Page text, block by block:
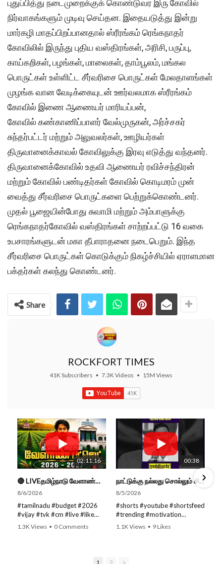
புதுப்பித்து நடைமுறைக்குக் கொண்டுவர இரு கோவில்
நிர்வாகங்களும் முடிவு செய்தன. இதையடுத்து இன்று
மார்கழி மாதப்பிறப்பானதால் ஸ்ரீரங்கம் ரெங்கநாதர்
கோவிலில் இருந்து புதிய வஸ்திரங்கள், அரிசி, பருப்பு,
காய்கறிகள், பழங்கள், மாலைகள், தாம்பூலம், மங்கல
பொருட்கள் உள்ளிட்ட சீர்வரிசை பொருட்கள் மேலதாளங்கள்
முழங்க வான வேடிக்கையுடன் ஊர்வலமாக ஸ்ரீரங்கம்
கோவில் இணை ஆணையர் மாரியப்பன்,
கோவில் கண்காணிப்பாளர் வேல்முருகன், அர்ச்சகர்
சுந்தர்பட்டர் மற்றும் அலுவலர்கள், ஊழியர்கள்
திருவானைக்காவல் கோவிலுக்கு இரவு எடுத்து வந்தனர்.
திருவானைக்கோவில் உதவி ஆணையர் ரவிச்சந்திரன்
மற்றும் கோவில் பண்டிதர்கள் கோவில் கொடிமரம் முன்
வைத்து சீர்வரிசை பொருட்களை பெற்றுக்கொண்டனர்.
முதல் பூஜையின்போது சுவாமி மற்றும் அம்பாளுக்கு
ரெங்கநாதர்கோவில் வஸ்திரங்கள் சாற்றப்பட்டு 16 வகை
உபசாரங்களுடன் மகா தீபாராதனை நடைபெறும். இந்த
சீர்வரிசை பொருட்கள் கொடுக்கும் நிகழ்ச்சியில் ஏராளமான
பக்தர்கள் கலந்து கொண்டனர்.
Share
ROCKFORT TIMES
41K Subscribers • 7.3K Videos • 15M Views
02:11:16
🔴 LIVEதமிழ்நாடு வேளாண்மை நிதிநிலை அறிக்கை - 2026-27 |TN Agriculture Budget #live #budget #video #cm
8/6/2026
#tamilnadu #budget #2026
#vijay #tvk #cm #live #like
#viral #nowtrending #video
ROCKFORT TIMES for NEW
1.3K Views • 0 Comments
00:38
நாட்டுக்கு நல்லது சொல்லும் சிறப்பான மேடைப்பேச்சு... #shorts #subscribe #video
8/5/2026
#shorts #youtube #shortsfeed
#trending #motivation
#nowtrending #subscribe
1.1K Views • 9 Likes
1 2